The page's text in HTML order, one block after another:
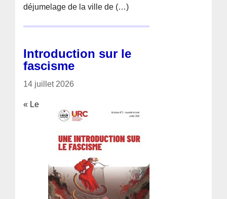
déjumelage de la ville de (…)
Introduction sur le
fascisme
14 juillet 2026
« Le